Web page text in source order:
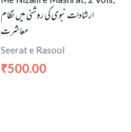
ارشادات نبوی کی روشنی میں نظام
معاشرت
Seerat e Rasool
₹500.00